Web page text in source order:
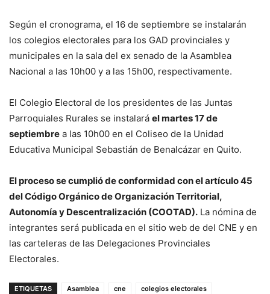
Según el cronograma, el 16 de septiembre se instalarán
los colegios electorales para los GAD provinciales y
municipales en la sala del ex senado de la Asamblea
Nacional a las 10h00 y a las 15h00, respectivamente.
El Colegio Electoral de los presidentes de las Juntas
Parroquiales Rurales se instalará el martes 17 de
septiembre a las 10h00 en el Coliseo de la Unidad
Educativa Municipal Sebastián de Benalcázar en Quito.
El proceso se cumplió de conformidad con el artículo 45
del Código Orgánico de Organización Territorial,
Autonomía y Descentralización (COOTAD). La nómina de
integrantes será publicada en el sitio web de del CNE y en
las carteleras de las Delegaciones Provinciales
Electorales.
ETIQUETAS Asamblea cne
colegios electorales